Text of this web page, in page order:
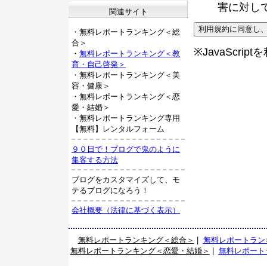
害に対し
※JavaScriptを
関連サイト
・無料レポートランキング＜総
合＞
・ 無料レポートランキング＜教
育・自己啓発＞
・無料レポートランキング＜美
容・健康＞
・無料レポートランキング＜恋
愛・結婚＞
・無料レポートランキング専用
【無料】レンタルフォーム
９０日で！ブログで鬼のように
集客する方法
ブログをカスタマイズして、モ
テるブログになろう！
会社概要（法律に基づく表示）
無料レポートランキング＜総合＞
無料レポートラ
無料レポートランキング＜恋愛・結婚＞
無料レポー